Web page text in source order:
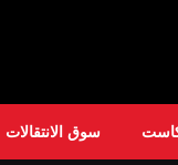
سوق الانتقالات